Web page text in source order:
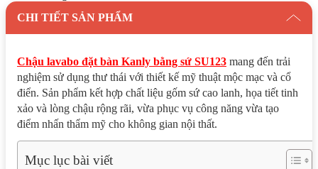
CHI TIẾT SẢN PHẨM
Chậu lavabo đặt bàn Kanly bằng sứ SU123 mang đến trải
nghiệm sử dụng thư thái với thiết kế mỹ thuật mộc mạc và cổ
điển. Sản phẩm kết hợp chất liệu gốm sứ cao lanh, họa tiết tinh
xảo và lòng chậu rộng rãi, vừa phục vụ công năng vừa tạo
điểm nhấn thẩm mỹ cho không gian nội thất.
Mục lục bài viết